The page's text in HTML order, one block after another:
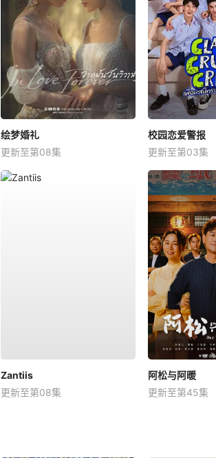
绘梦婚礼
更新至第08集
校园恋爱警报
更新至第03集
Zantiis
更新至第08集
阿松与阿暖
更新至第45集